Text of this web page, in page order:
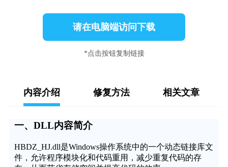
请在电脑端访问下载
*点击按钮复制链接
内容介绍 修复方法 相关文章
一、DLL内容简介
HBDZ_HJ.dll是Windows操作系统中的一个动态链接库文
件，允许程序模块化和代码重用，减少重复代码的存